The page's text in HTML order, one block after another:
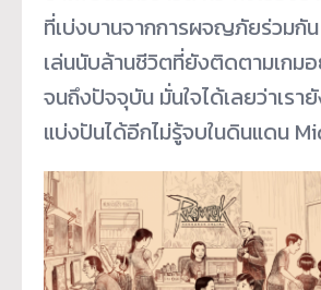
ที่เบ่งบานจากการผจญภัยร่วมกั
เล่นนับล้านชีวิตที่ยังติดตามเกม
จนถึงปัจจุบัน มั่นใจได้เลยว่าเรา
แบ่งปันได้อีกไม่รู้จบในดินแดน